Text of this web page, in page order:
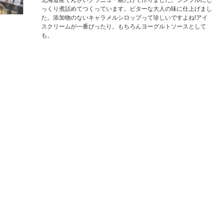
っくり煮詰めてつくっています。ビターな大人の味に仕上げまし
た。添加物のないキャラメルシロップって珍しいですよね!アイ
スクリームが一番ぴったり。もちろんヨーグルトソースとして
も。